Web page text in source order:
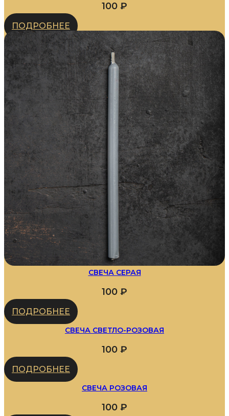
100 ₽
ПОДРОБНЕЕ
СВЕЧА СЕРАЯ
100 ₽
ПОДРОБНЕЕ
СВЕЧА СВЕТЛО-РОЗОВАЯ
100 ₽
ПОДРОБНЕЕ
СВЕЧА РОЗОВАЯ
100 ₽